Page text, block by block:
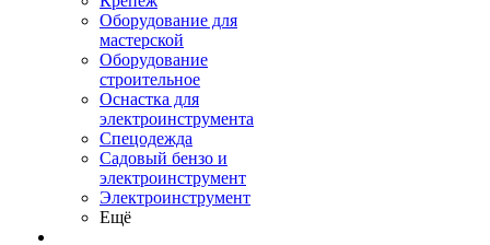
Оборудование для
мастерской
Оборудование
строительное
Оснастка для
электроинструмента
Спецодежда
Садовый бензо и
электроинструмент
Электроинструмент
Ещё